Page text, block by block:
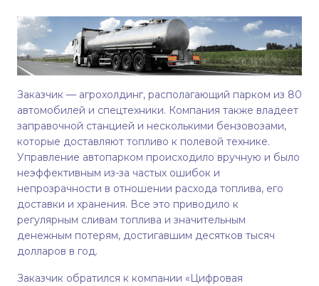
Заказчик — агрохолдинг, располагающий парком из 80
автомобилей и спецтехники. Компания также владеет
заправочной станцией и несколькими бензовозами,
которые доставляют топливо к полевой технике.
Управление автопарком происходило вручную и было
неэффективным из-за частых ошибок и
непрозрачности в отношении расхода топлива, его
доставки и хранения. Все это приводило к
регулярным сливам топлива и значительным
денежным потерям, достигавшим десятков тысяч
долларов в год.
Заказчик обратился к компании «Цифровая